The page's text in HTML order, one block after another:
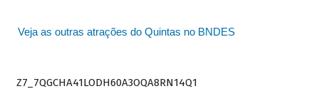
Veja as outras atrações do Quintas no BNDES
Z7_7QGCHA41LODH60A3OQA8RN14Q1